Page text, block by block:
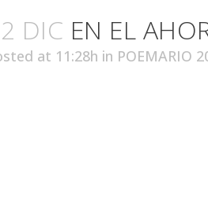
DIC EN EL
at 11:28h in POEMARIO